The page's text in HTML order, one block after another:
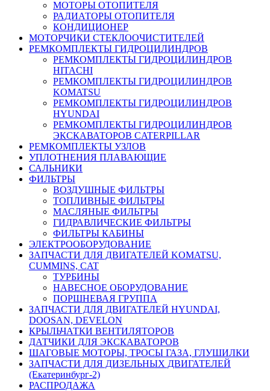
МОТОРЫ ОТОПИТЕЛЯ
РАДИАТОРЫ ОТОПИТЕЛЯ
КОНДИЦИОНЕР
МОТОРЧИКИ СТЕКЛООЧИСТИТЕЛЕЙ
РЕМКОМПЛЕКТЫ ГИДРОЦИЛИНДРОВ
РЕМКОМПЛЕКТЫ ГИДРОЦИЛИНДРОВ
HITACHI
РЕМКОМПЛЕКТЫ ГИДРОЦИЛИНДРОВ
KOMATSU
РЕМКОМПЛЕКТЫ ГИДРОЦИЛИНДРОВ
HYUNDAI
РЕМКОМПЛЕКТЫ ГИДРОЦИЛИНДРОВ
ЭКСКАВАТОРОВ CATERPILLAR
РЕМКОМПЛЕКТЫ УЗЛОВ
УПЛОТНЕНИЯ ПЛАВАЮЩИЕ
САЛЬНИКИ
ФИЛЬТРЫ
ВОЗДУШНЫЕ ФИЛЬТРЫ
ТОПЛИВНЫЕ ФИЛЬТРЫ
МАСЛЯНЫЕ ФИЛЬТРЫ
ГИДРАВЛИЧЕСКИЕ ФИЛЬТРЫ
ФИЛЬТРЫ КАБИНЫ
ЭЛЕКТРООБОРУДОВАНИЕ
ЗАПЧАСТИ ДЛЯ ДВИГАТЕЛЕЙ KOMATSU,
CUMMINS, CAT
ТУРБИНЫ
НАВЕСНОЕ ОБОРУДОВАНИЕ
ПОРШНЕВАЯ ГРУППА
ЗАПЧАСТИ ДЛЯ ДВИГАТЕЛЕЙ HYUNDAI,
DOOSAN, DEVELON
КРЫЛЬЧАТКИ ВЕНТИЛЯТОРОВ
ДАТЧИКИ ДЛЯ ЭКСКАВАТОРОВ
ШАГОВЫЕ МОТОРЫ, ТРОСЫ ГАЗА, ГЛУШИЛКИ
ЗАПЧАСТИ ДЛЯ ДИЗЕЛЬНЫХ ДВИГАТЕЛЕЙ
(Екатеринбург-2)
РАСПРОДАЖА